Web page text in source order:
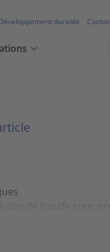
durable
de liquide sous